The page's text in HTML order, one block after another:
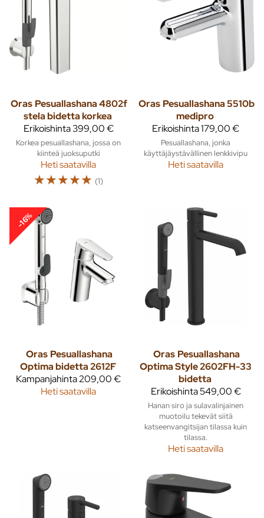
Oras Pesuallashana 4802f
stela bidetta korkea
Erikoishinta399,00 €
Korkea pesuallashana, jossa on
kiinteä juoksuputki
Heti saatavilla
☆☆☆☆☆ (1)
Oras Pesuallashana 5510b
medipro
Erikoishinta179,00 €
Pesuallashana, jonka
käyttäjäystävällinen lenkkivipu
Heti saatavilla
-16%
Oras Pesuallashana
Optima bidetta 2612F
Kampanjahinta209,00 €
Heti saatavilla
Oras Pesuallashana
Optima Style 2602FH-33
bidetta
Erikoishinta549,00 €
Hanan siro ja sulavalinjainen
muotoilu tekevät siitä
katseenvangitsijan tilassa kuin
tilassa.
Heti saatavilla